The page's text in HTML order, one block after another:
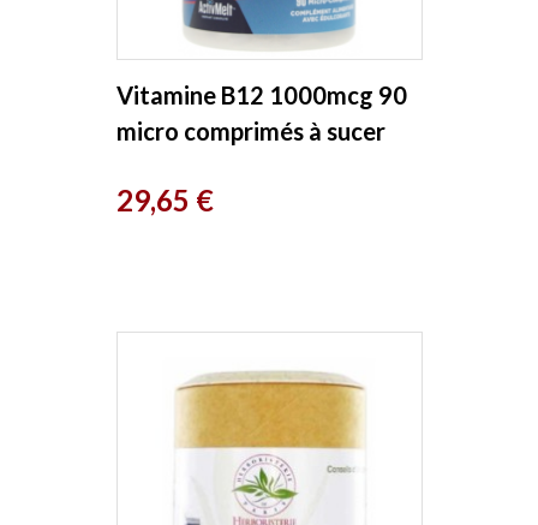
Vitamine B12 1000mcg 90
micro comprimés à sucer
Prix
29,65 €